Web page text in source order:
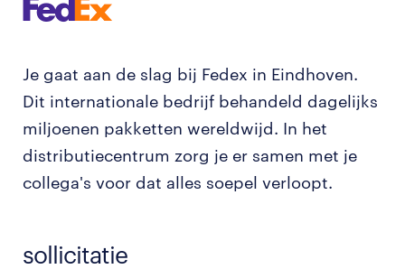
Je gaat aan de slag bij Fedex in Eindhoven.
Dit internationale bedrijf behandeld dagelijks
miljoenen pakketten wereldwijd. In het
distributiecentrum zorg je er samen met je
collega's voor dat alles soepel verloopt.
sollicitatie